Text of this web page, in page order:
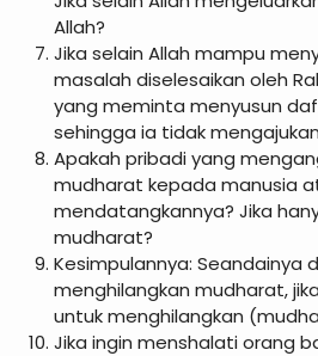
Allah?
Jika selain Allah mampu
masalah diselesaikan oleh
yang meminta menyusun
sehingga ia tidak
Apakah pribadi yang
mudharat kepada manusia
mendatangkannya? Jika
mudharat?
Kesimpulannya: Seandainya
menghilangkan mudharat,
untuk menghilangkan
Jika ingin menshalati orang